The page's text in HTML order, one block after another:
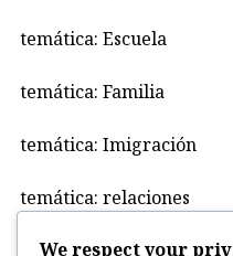
temática: Escuela
temática: Familia
temática: Imigración
temática: relaciones
Uncategorized
We respect your